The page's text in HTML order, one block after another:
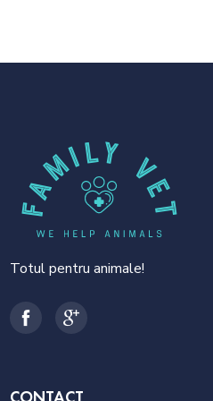
Family Vet
Totul pentru animale!